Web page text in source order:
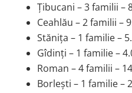
Țibucani – 3 familii –
Ceahlău – 2 familii –
Stănița – 1 familie –
Gîdinți – 1 familie –
Roman – 4 familii –
Borlești – 1 familie –